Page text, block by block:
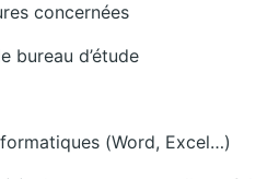
concernées
bureau d’étude
(Word, Excel…)